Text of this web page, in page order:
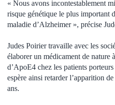
« Nous avons incontestablement
risque génétique le plus important
maladie d’Alzheimer », précise
Judes Poirier travaille avec les
élaborer un médicament de nature
d’ApoE4 chez les patients
espère ainsi retarder l’apparition
ans.